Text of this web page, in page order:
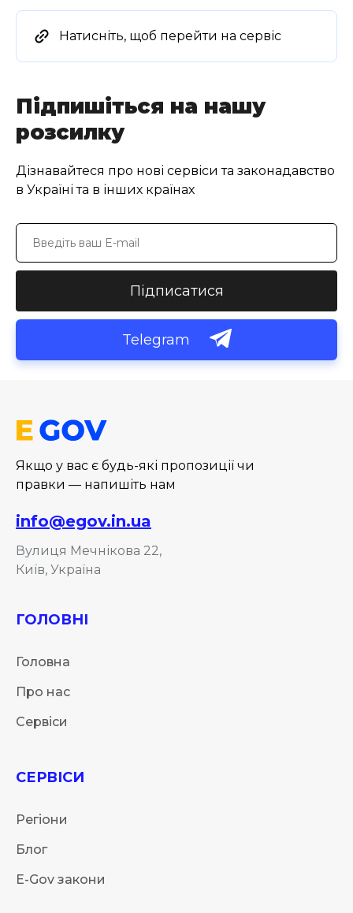
Натисніть, щоб перейти на сервіс
Підпишіться на нашу
розсилку
Дізнавайтеся про нові сервіси та законадавство
в Україні та в інших країнах
Підписатися
Telegram
Якщо у вас є будь-які пропозиції чи
правки — напишіть нам
info@egov.in.ua
Вулиця Мечнікова 22,
Київ, Україна
ГОЛОВНІ
Головна
Про нас
Сервіси
СЕРВІСИ
Регіони
Блог
E-Gov закони